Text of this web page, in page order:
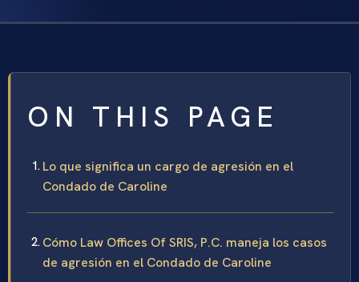
ON THIS PAGE
Lo que significa un cargo de agresión en el
Condado de Caroline
Cómo Law Offices Of SRIS, P.C. maneja los casos
de agresión en el Condado de Caroline